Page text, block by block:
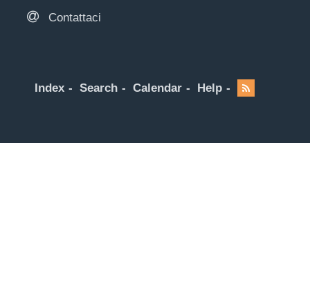
Contattaci
Index Search Calendar Help